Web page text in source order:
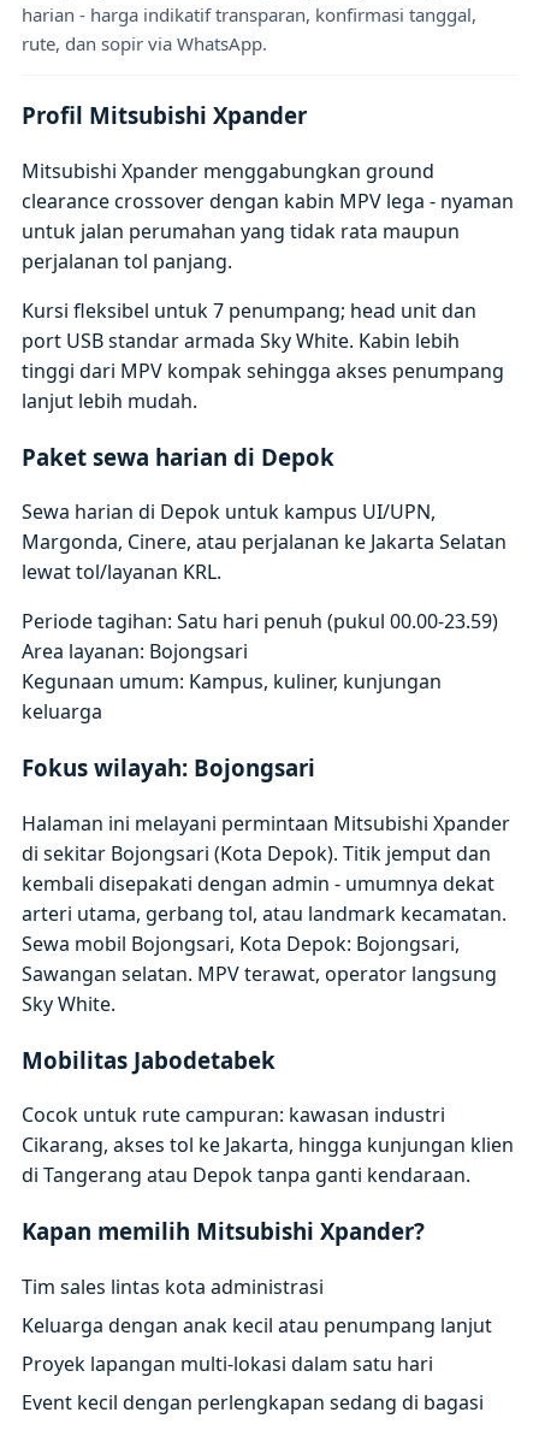
harian - harga indikatif transparan, konfirmasi tanggal,
rute, dan sopir via WhatsApp.
Profil Mitsubishi Xpander
Mitsubishi Xpander menggabungkan ground
clearance crossover dengan kabin MPV lega - nyaman
untuk jalan perumahan yang tidak rata maupun
perjalanan tol panjang.
Kursi fleksibel untuk 7 penumpang; head unit dan
port USB standar armada Sky White. Kabin lebih
tinggi dari MPV kompak sehingga akses penumpang
lanjut lebih mudah.
Paket sewa harian di Depok
Sewa harian di Depok untuk kampus UI/UPN,
Margonda, Cinere, atau perjalanan ke Jakarta Selatan
lewat tol/layanan KRL.
Periode tagihan: Satu hari penuh (pukul 00.00-23.59)
Area layanan: Bojongsari
Kegunaan umum: Kampus, kuliner, kunjungan
keluarga
Fokus wilayah: Bojongsari
Halaman ini melayani permintaan Mitsubishi Xpander
di sekitar Bojongsari (Kota Depok). Titik jemput dan
kembali disepakati dengan admin - umumnya dekat
arteri utama, gerbang tol, atau landmark kecamatan.
Sewa mobil Bojongsari, Kota Depok: Bojongsari,
Sawangan selatan. MPV terawat, operator langsung
Sky White.
Mobilitas Jabodetabek
Cocok untuk rute campuran: kawasan industri
Cikarang, akses tol ke Jakarta, hingga kunjungan klien
di Tangerang atau Depok tanpa ganti kendaraan.
Kapan memilih Mitsubishi Xpander?
Tim sales lintas kota administrasi
Keluarga dengan anak kecil atau penumpang lanjut
Proyek lapangan multi-lokasi dalam satu hari
Event kecil dengan perlengkapan sedang di bagasi